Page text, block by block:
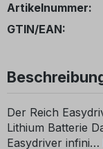
Artikelnummer:
GTIN/EAN:
Der Reich
Lithium Batterie
Easydriver infini